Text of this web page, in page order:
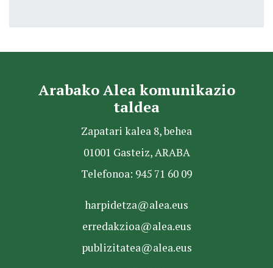
Arabako Alea komunikazio
taldea
Zapatari kalea 8, behea
01001 Gasteiz, ARABA
Telefonoa: 945 71 60 09
harpidetza@alea.eus
erredakzioa@alea.eus
publizitatea@alea.eus